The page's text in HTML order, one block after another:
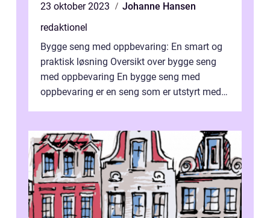
23 oktober 2023
Johanne Hansen
redaktionel
Bygge seng med oppbevaring: En smart og
praktisk løsning Oversikt over bygge seng
med oppbevaring En bygge seng med
oppbevaring er en seng som er utstyrt med